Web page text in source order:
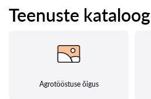
Teenuste kataloog
Agrotööstuse õigus